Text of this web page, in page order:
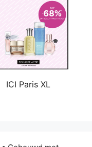
ICI Paris XL